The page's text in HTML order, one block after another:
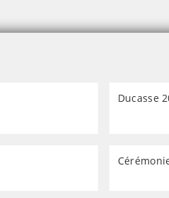
Ducasse